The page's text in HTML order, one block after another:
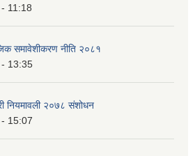
11:18
समावेशीकरण नीति २०८१
13:35
नियमावली २०७८ संशोधन
15:07